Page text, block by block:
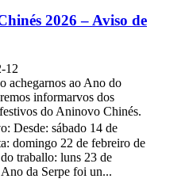
2026 – Aviso de
12
achegarnos ao Ano do
informarvos dos
do Aninovo Chinés.
Desde: sábado 14 de
domingo 22 de febreiro de
traballo: luns 23 de
da Serpe foi un...